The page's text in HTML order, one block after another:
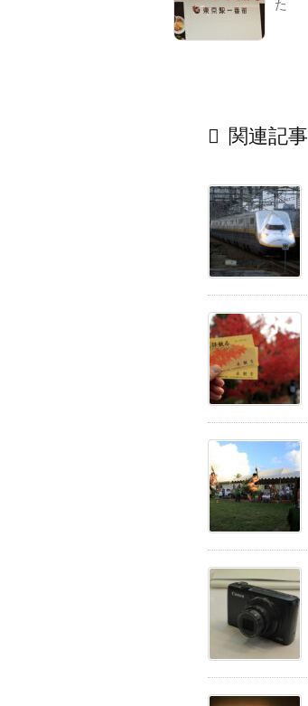
た
 関連記事